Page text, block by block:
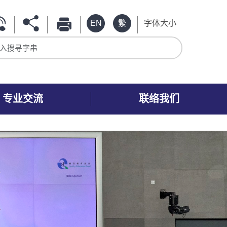
EN 繁 字体大小
专业交流 联络我们